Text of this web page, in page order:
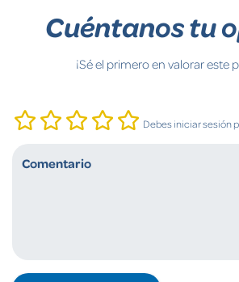
Cuéntanos tu
¡Sé el primero en valorar este
Debes iniciar sesión